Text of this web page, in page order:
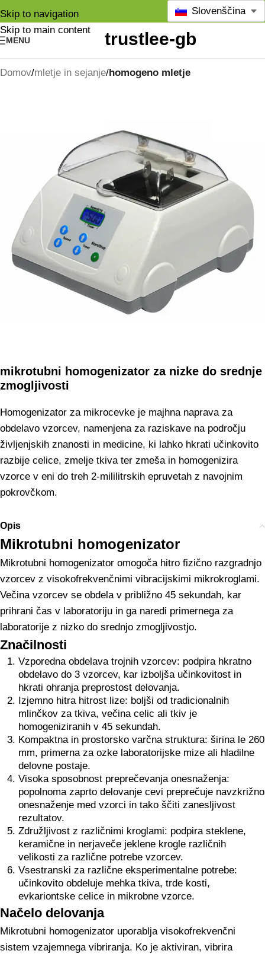
Skip to navigation
Skip to main content
MENU
Slovenščina
Domov mletje in sejanje homogeno mletje
mikrotubni homogenizator za nizke do srednje
zmogljivosti
Homogenizator za mikrocevke je majhna naprava za
obdelavo vzorcev, namenjena za raziskave na področju
življenjskih znanosti in medicine, ki lahko hkrati učinkovito
razbije celice, zmelje tkiva ter zmeša in homogenizira
vzorce v eni do treh 2-mililitrskih epruvetah z navojnim
pokrovčkom.
Opis
Mikrotubni homogenizator
Mikrotubni homogenizator omogoča hitro fizično razgradnjo
vzorcev z visokofrekvenčnimi vibracijskimi mikrokroglami.
Večina vzorcev se obdela v približno 45 sekundah, kar
prihrani čas v laboratoriju in ga naredi primernega za
laboratorije z nizko do srednjo zmogljivostjo.
Značilnosti
Vzporedna obdelava trojnih vzorcev: podpira hkratno
obdelavo do 3 vzorcev, kar izboljša učinkovitost in
hkrati ohranja preprostost delovanja.
Izjemno hitra hitrost lize: boljši od tradicionalnih
mlinčkov za tkiva, večina celic ali tkiv je
homogeniziranih v 45 sekundah.
Kompaktna in prostorsko varčna struktura: širina le 260
mm, primerna za ozke laboratorijske mize ali hladilne
delovne postaje.
Visoka sposobnost preprečevanja onesnaženja:
popolnoma zaprto delovanje cevi preprečuje navzkrižno
onesnaženje med vzorci in tako ščiti zanesljivost
rezultatov.
Združljivost z različnimi kroglami: podpira steklene,
keramične in nerjaveče jeklene krogle različnih
velikosti za različne potrebe vzorcev.
Vsestranski za različne eksperimentalne potrebe:
učinkovito obdeluje mehka tkiva, trde kosti,
evkariontske celice in mikrobne vzorce.
Načelo delovanja
Mikrotubni homogenizator uporablja visokofrekvenčni
sistem vzajemnega vibriranja. Ko je aktiviran, vibrira